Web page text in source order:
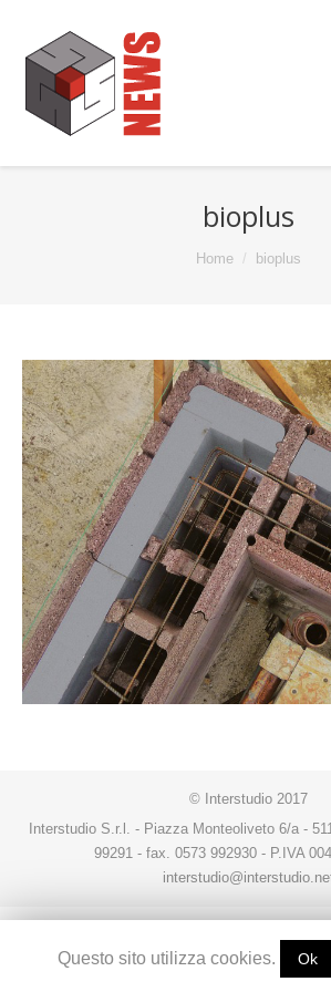
bioplus
Home bioplus
© Interstudio 2017
Interstudio S.r.l. - Piazza Monteoliveto 6/a -
99291 - fax. 0573 992930 - P.IVA
Questo sito utilizza cookies. Ok